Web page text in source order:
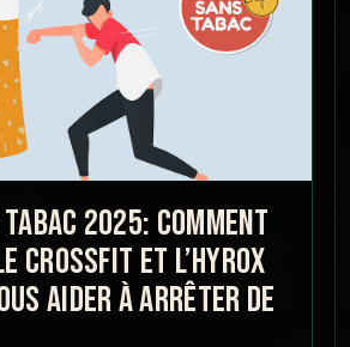
2025: COMMENT
CROSSFIT ET L’HYROX
AIDER À ARRÊTER DE